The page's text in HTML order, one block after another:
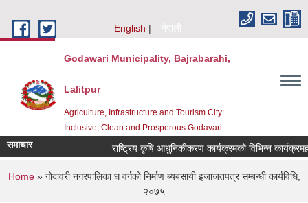
English
नेपाली
Godawari Municipality, Bajrabarahi,
Lalitpur
Agriculture, Infrastructure and Tourism City:
Inclusive, Clean and Prosperous Godavari
समाचार
You are here
Home» गोदावरी नगरपालिका घ वर्गको निर्माण ब्यबसायी इजाजतपत्र सम्बन्धी कार्यविधि,
२०७५